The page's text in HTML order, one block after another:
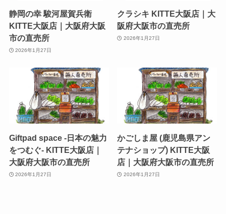
静岡の幸 駿河屋賀兵衛
KITTE大阪店｜大阪府大阪
市の直売所
2026年1月27日
クラシキ KITTE大阪店｜大
阪府大阪市の直売所
2026年1月27日
Giftpad space -日本の魅力
をつむぐ- KITTE大阪店｜
大阪府大阪市の直売所
2026年1月27日
かごしま屋 (鹿児島県アン
テナショップ) KITTE大阪
店｜大阪府大阪市の直売所
2026年1月27日